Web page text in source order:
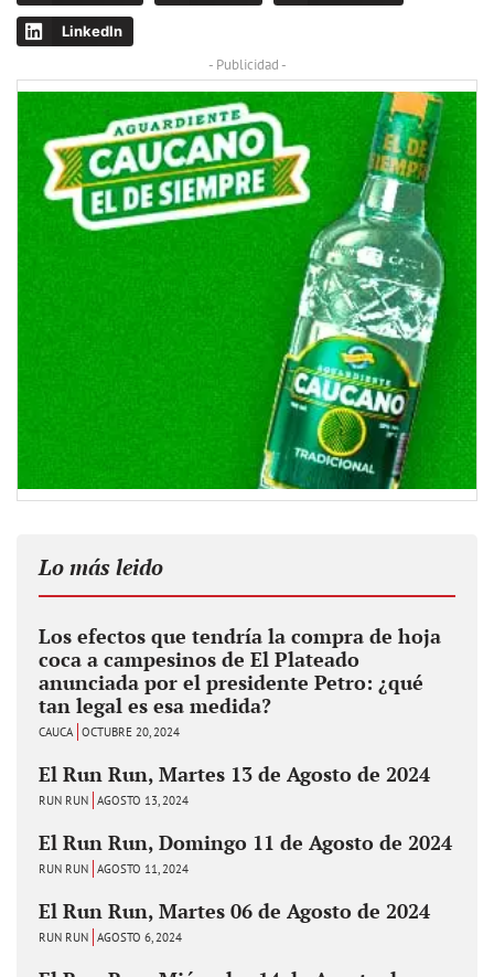
LinkedIn
- Publicidad -
Lo más leido
Los efectos que tendría la compra de hoja
coca a campesinos de El Plateado
anunciada por el presidente Petro: ¿qué
tan legal es esa medida?
CAUCA OCTUBRE 20, 2024
El Run Run, Martes 13 de Agosto de 2024
RUN RUN AGOSTO 13, 2024
El Run Run, Domingo 11 de Agosto de 2024
RUN RUN AGOSTO 11, 2024
El Run Run, Martes 06 de Agosto de 2024
RUN RUN AGOSTO 6, 2024